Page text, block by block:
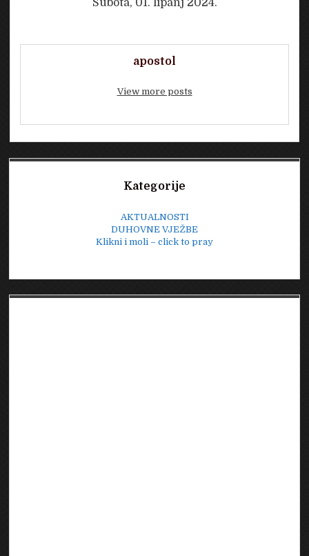
Subota, 01. lipanj 2024.
apostol
View more posts
Kategorije
AKTUALNOSTI
DUHOVNE VJEŽBE
Klikni i moli – click to pray